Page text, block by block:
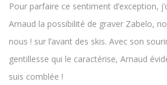
Pour parfaire ce sentiment d’exception,
Arnaud la possibilité de graver Zabelo,
nous ! sur l’avant des skis. Avec son
gentillesse qui le caractérise, Arnaud
suis comblée !